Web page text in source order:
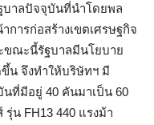
บาลปัจจุบันที่นำโดยพล
การก่อสร้างเขตเศรษฐกิจ
ขณะนี้รัฐบาลมีนโยบาย
น จึงทำให้บริษัทฯ มี
ที่มีอยู่ 40 คันมาเป็น 60
น FH13 440 แรงม้า